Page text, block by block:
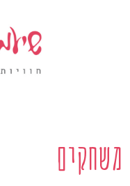
משחקים